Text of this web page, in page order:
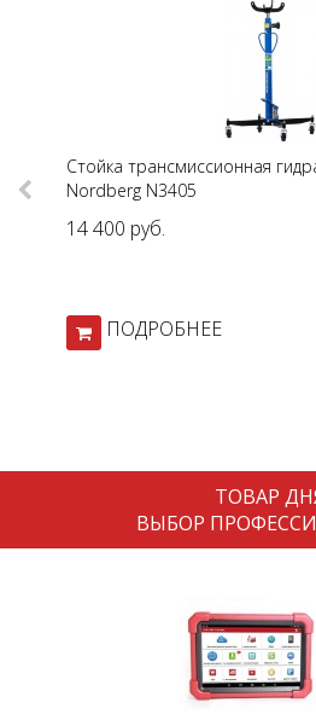
Previous
Cтойка трансмиссионная
Nordberg N3405
14 400 руб.
ПОДРОБНЕЕ
ТОВАР
ВЫБОР